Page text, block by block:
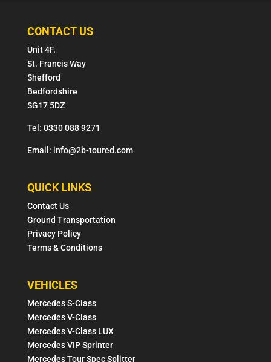
CONTACT US
Unit 4F.
St. Francis Way
Shefford
Bedfordshire
SG17 5DZ
Tel: 0330 088 9271
Email: info@2b-toured.com
QUICK LINKS
Contact Us
Ground Transportation
Privacy Policy
Terms & Conditions
VEHICLES
Mercedes S-Class
Mercedes V-Class
Mercedes V-Class LUX
Mercedes VIP Sprinter
Mercedes Tour Spec Splitter